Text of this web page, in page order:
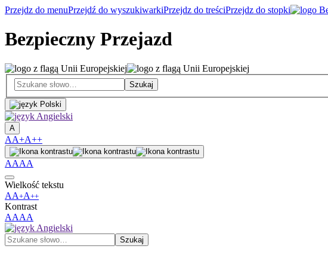
Przejdz do menuPrzejdź do wyszukiwarkiPrzejdz do treściPrzejdz do stopki
Bezpieczny Przejazd
A
AA+A++
AAAA
Wielkość tekstu
AA+A++
Kontrast
AAAA